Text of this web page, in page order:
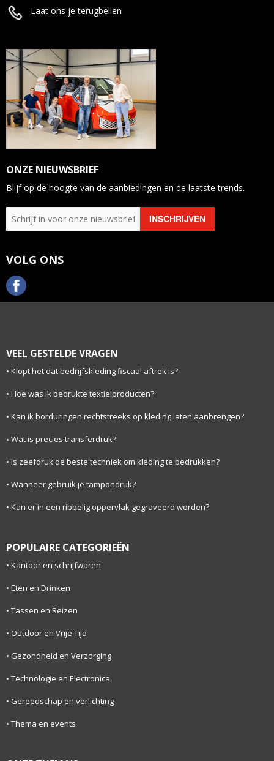
Laat ons je terugbellen
ONZE NIEUWSBRIEF
Blijf op de hoogte van de aanbiedingen en de laatste trends.
VOLG ONS
VEEL GESTELDE VRAGEN
Klopt het dat bedrijfskleding fiscaal aftrek is?
Hoe was ik bedrukte textielproducten?
Kan ik borduringen rechtstreeks op kleding laten aanbrengen?
Wat is precies transferdruk?
Is zeefdruk de beste techniek om kleding te bedrukken?
Wanneer gebruik je tampondruk?
Kan er in een ribbelig oppervlak gegraveerd worden?
POPULAIRE CATEGORIEËN
Kantoor en schrijfwaren
Eten en Drinken
Tassen en Reizen
Outdoor en Vrije Tijd
Gezondheid en Verzorging
Technologie en Electronica
Gereedschap en verlichting
Thema en events